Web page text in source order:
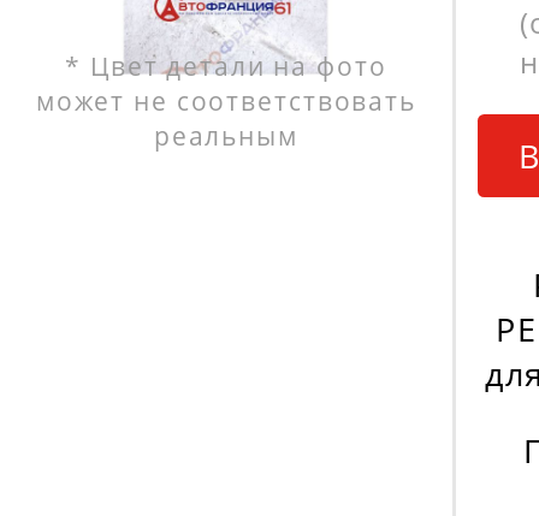
* Цвет детали на фото
может не соответствовать
реальным